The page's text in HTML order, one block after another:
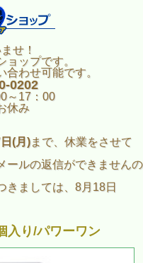
せ！
ップです。
わせ可能です。
0202
～17：00
休み
(月)まで、休業をさせて
ールの返信ができませんの
きましては、8月18日
入り/パワーワン